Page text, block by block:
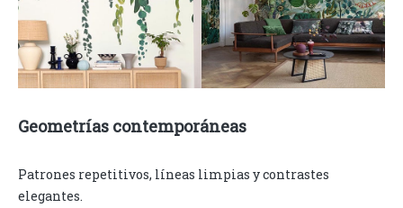
Geometrías contemporáneas
Patrones repetitivos, líneas limpias y contrastes
elegantes.